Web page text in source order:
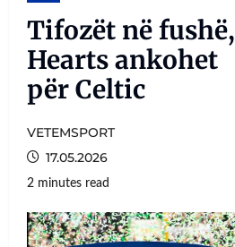
Tifozët në fushë,
Hearts ankohet
për Celtic
VETEMSPORT
17.05.2026
2 minutes read